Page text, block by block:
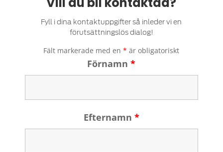
Fyll i dina kontaktuppgifter så inleder vi en
förutsättningslös dialog!
Fält markerade med en* är obligatoriskt
Förnamn*
Efternamn *